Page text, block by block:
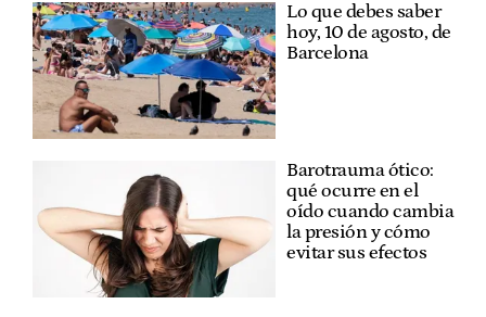
Lo que debes saber
hoy, 10 de agosto, de
Barcelona
Barotrauma ótico:
qué ocurre en el
oído cuando cambia
la presión y cómo
evitar sus efectos